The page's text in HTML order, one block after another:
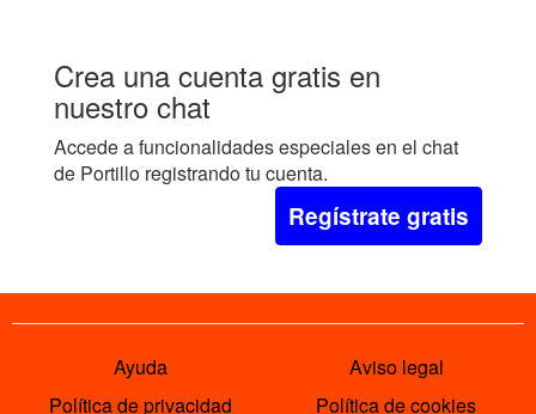
Crea una cuenta gratis en
nuestro chat
Accede a funcionalidades especiales en el chat
de Portillo registrando tu cuenta.
Regístrate gratis
Ayuda
Aviso legal
Política de privacidad
Política de cookies